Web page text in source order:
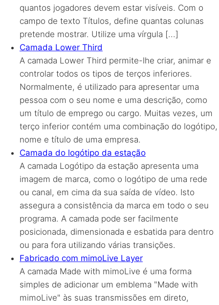
quantos jogadores devem estar visíveis. Com o
campo de texto Títulos, define quantas colunas
pretende mostrar. Utilize uma vírgula [...]
Camada Lower Third
A camada Lower Third permite-lhe criar, animar e
controlar todos os tipos de terços inferiores.
Normalmente, é utilizado para apresentar uma
pessoa com o seu nome e uma descrição, como
um título de emprego ou cargo. Muitas vezes, um
terço inferior contém uma combinação do logótipo,
nome e título de uma empresa.
Camada do logótipo da estação
A camada Logótipo da estação apresenta uma
imagem de marca, como o logótipo de uma rede
ou canal, em cima da sua saída de vídeo. Isto
assegura a consistência da marca em todo o seu
programa. A camada pode ser facilmente
posicionada, dimensionada e esbatida para dentro
ou para fora utilizando várias transições.
Fabricado com mimoLive Layer
A camada Made with mimoLive é uma forma
simples de adicionar um emblema "Made with
mimoLive" às suas transmissões em direto,